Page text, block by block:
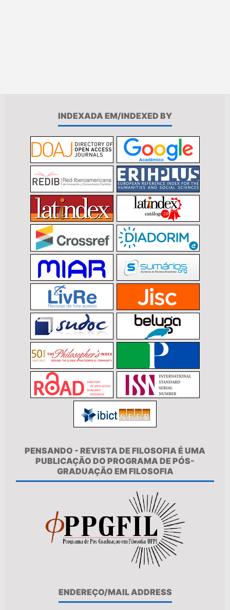
INDEXADA EM/INDEXED BY
PENSANDO - REVISTA DE FILOSOFIA É UMA
PUBLICAÇÃO DO PROGRAMA DE PÓS-
GRADUAÇÃO EM FILOSOFIA
ENDEREÇO/MAIL ADDRESS